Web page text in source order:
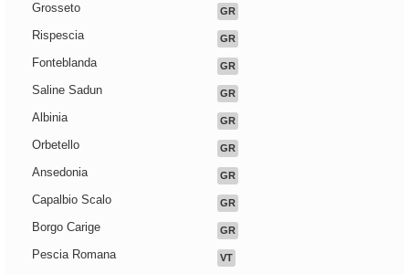
Grosseto GR
Rispescia GR
Fonteblanda GR
Saline Sadun GR
Albinia GR
Orbetello GR
Ansedonia GR
Capalbio Scalo GR
Borgo Carige GR
Pescia Romana VT